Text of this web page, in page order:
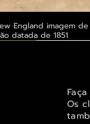
rápida
England imagem de
datada de 1851
Os